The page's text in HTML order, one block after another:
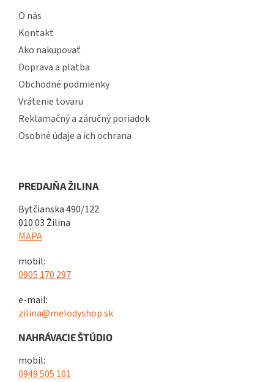
O nás
Kontakt
Ako nakupovať
Doprava a platba
Obchodné podmienky
Vrátenie tovaru
Reklamačný a záručný poriadok
Osobné údaje a ich ochrana
PREDAJŇA ŽILINA
Bytčianska 490/122
010 03 Žilina
MAPA
mobil:
0905 170 297
e-mail:
zilina@melodyshop.sk
NAHRÁVACIE ŠTÚDIO
mobil:
0949 505 101